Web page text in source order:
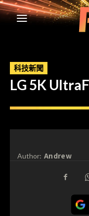
科技新聞
LG 5K
Author: Andrew